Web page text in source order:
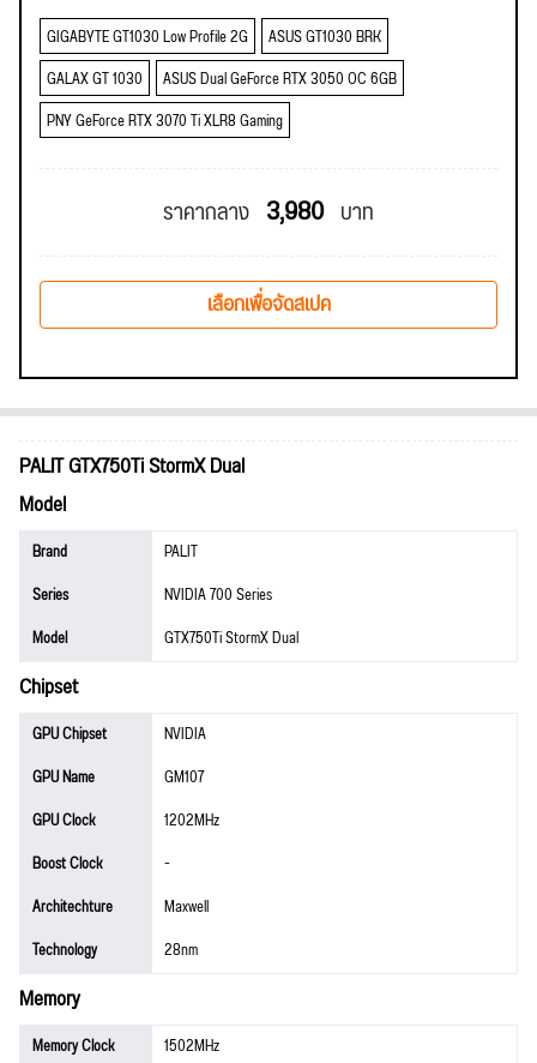
GIGABYTE GT1030 Low Profile 2G
ASUS GT1030 BRK
GALAX GT 1030
ASUS Dual GeForce RTX 3050 OC 6GB
PNY GeForce RTX 3070 Ti XLR8 Gaming
ราคากลาง 3,980 บาท
เลือกเพื่อจัดสเปค
PALIT GTX750Ti StormX Dual
Model
Brand
PALIT
Series
NVIDIA 700 Series
Model
GTX750Ti StormX Dual
Chipset
GPU Chipset
NVIDIA
GPU Name
GM107
GPU Clock
1202MHz
Boost Clock
-
Architechture
Maxwell
Technology
28nm
Memory
Memory Clock
1502MHz